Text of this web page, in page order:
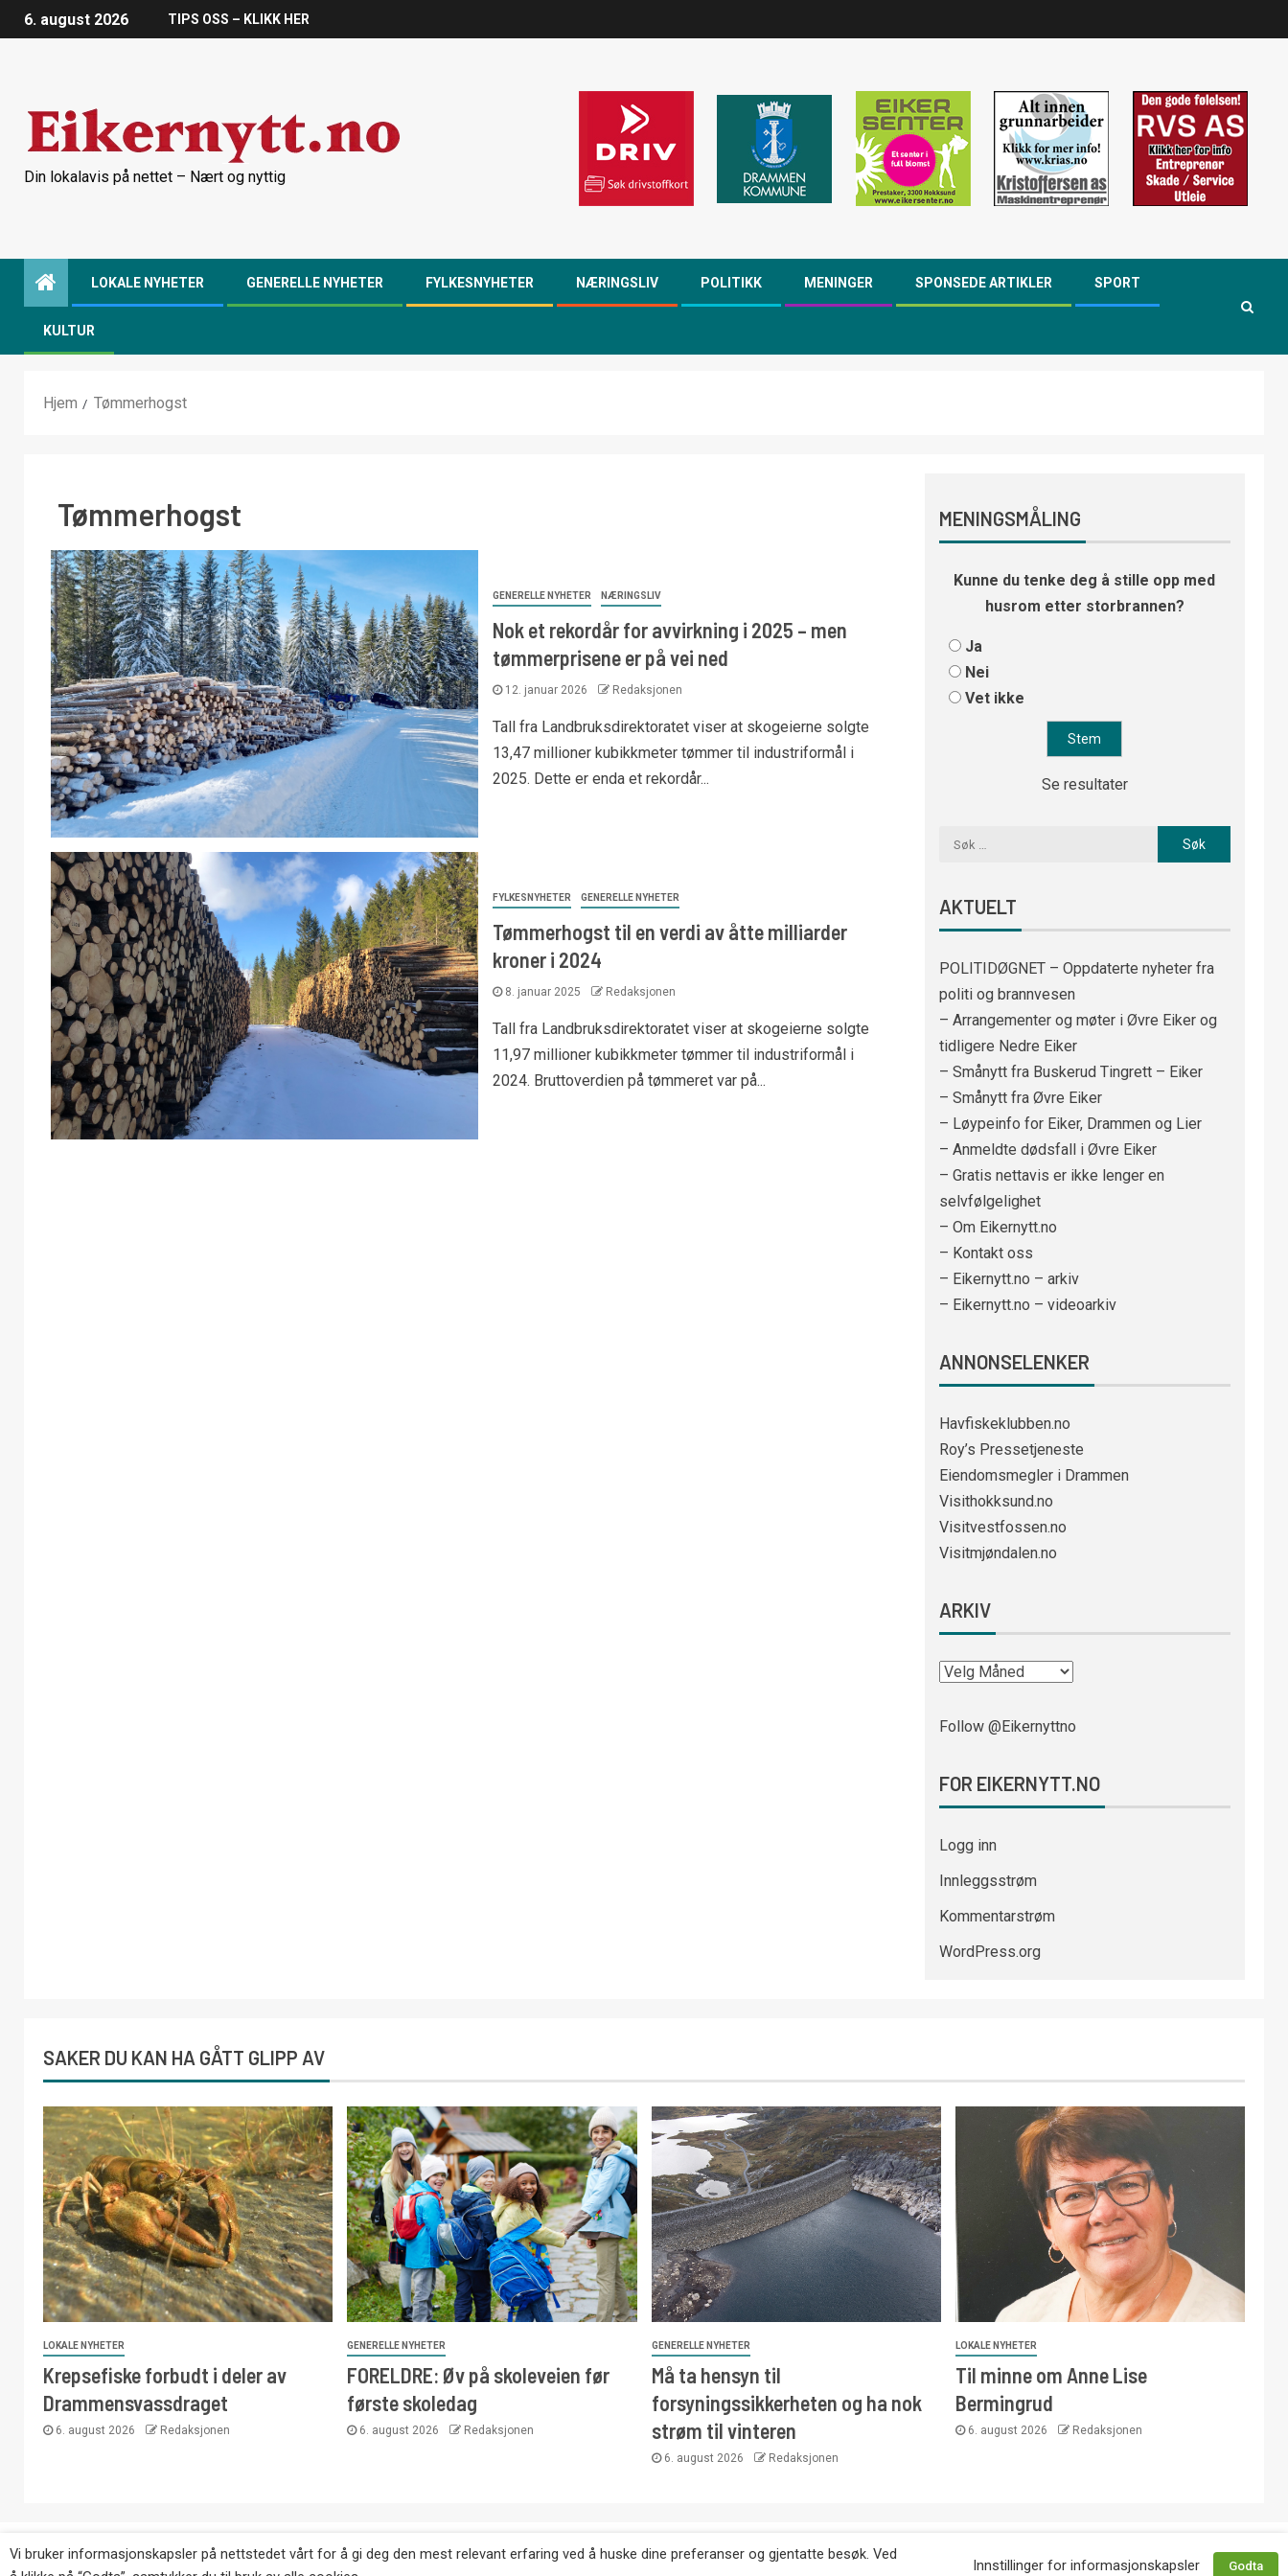
6. august 2026 TIPS OSS – KLIKK HER
Din lokalavis på nettet – Nært og nyttig
LOKALE NYHETER GENERELLE NYHETER FYLKESNYHETER NÆRINGSLIV POLITIKK MENINGER SPONSEDE ARTIKLER SPORT
KULTUR
Hjem Tømmerhogst
Tømmerhogst
GENERELLE NYHETER NÆRINGSLIV
Nok et rekordår for avvirkning i 2025 – men
tømmerprisene er på vei ned
12. januar 2026 Redaksjonen
Tall fra Landbruksdirektoratet viser at skogeierne solgte
13,47 millioner kubikkmeter tømmer til industriformål i
2025. Dette er enda et rekordår...
FYLKESNYHETER GENERELLE NYHETER
Tømmerhogst til en verdi av åtte milliarder
kroner i 2024
8. januar 2025 Redaksjonen
Tall fra Landbruksdirektoratet viser at skogeierne solgte
11,97 millioner kubikkmeter tømmer til industriformål i
2024. Bruttoverdien på tømmeret var på...
MENINGSMÅLING
Kunne du tenke deg å stille opp med
husrom etter storbrannen?
Ja
Nei
Vet ikke
Se resultater
AKTUELT
POLITIDØGNET – Oppdaterte nyheter fra
politi og brannvesen
– Arrangementer og møter i Øvre Eiker og
tidligere Nedre Eiker
– Smånytt fra Buskerud Tingrett – Eiker
– Smånytt fra Øvre Eiker
– Løypeinfo for Eiker, Drammen og Lier
– Anmeldte dødsfall i Øvre Eiker
– Gratis nettavis er ikke lenger en
selvfølgelighet
– Om Eikernytt.no
– Kontakt oss
– Eikernytt.no – arkiv
– Eikernytt.no – videoarkiv
ANNONSELENKER
Havfiskeklubben.no
Roy’s Pressetjeneste
Eiendomsmegler i Drammen
Visithokksund.no
Visitvestfossen.no
Visitmjøndalen.no
ARKIV
Follow @Eikernyttno
FOR EIKERNYTT.NO
Logg inn
Innleggsstrøm
Kommentarstrøm
WordPress.org
SAKER DU KAN HA GÅTT GLIPP AV
LOKALE NYHETER
Krepsefiske forbudt i deler av
Drammensvassdraget
6. august 2026 Redaksjonen
GENERELLE NYHETER
FORELDRE: Øv på skoleveien før
første skoledag
6. august 2026 Redaksjonen
GENERELLE NYHETER
Må ta hensyn til
forsyningssikkerheten og ha nok
strøm til vinteren
6. august 2026 Redaksjonen
LOKALE NYHETER
Til minne om Anne Lise
Bermingrud
6. august 2026 Redaksjonen
Copyright © Eikernytt.no utgis av Roy’s Pressetjeneste. Kopiering av tekst, bilder og annonser er ikke tillatt uten etter avtale med utgiver. Tlf. 92 63 86 82.
Vi bruker informasjonskapsler på nettstedet vårt for å gi deg den mest relevant erfaring ved å huske dine preferanser og gjentatte besøk. Ved
Innstillinger for informasjonskapsler Godta